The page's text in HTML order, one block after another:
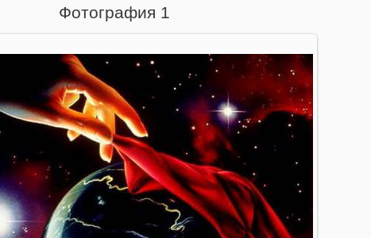
Фотография 1